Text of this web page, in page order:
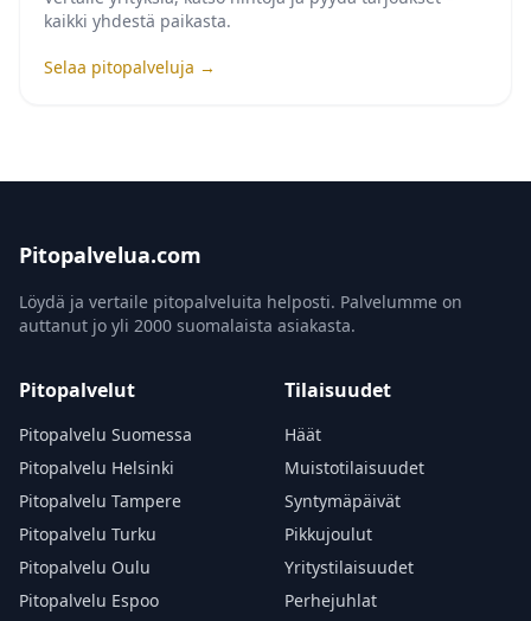
kaikki yhdestä paikasta.
Selaa pitopalveluja →
Pitopalvelua.com
Löydä ja vertaile pitopalveluita helposti. Palvelumme on
auttanut jo yli 2000 suomalaista asiakasta.
Pitopalvelut
Pitopalvelu Suomessa
Pitopalvelu Helsinki
Pitopalvelu Tampere
Pitopalvelu Turku
Pitopalvelu Oulu
Pitopalvelu Espoo
Tilaisuudet
Häät
Muistotilaisuudet
Syntymäpäivät
Pikkujoulut
Yritystilaisuudet
Perhejuhlat